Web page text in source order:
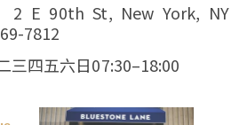
E 90th St, New York, NY
7812
三四五六日07:30–18:00